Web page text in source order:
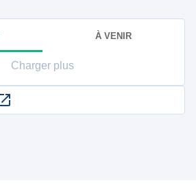
À VENIR
Charger plus